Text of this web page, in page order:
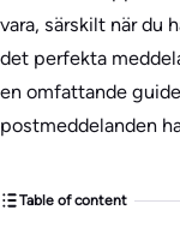
vara, särskilt när du
det perfekta
en omfattande
postmeddelanden
Table of content